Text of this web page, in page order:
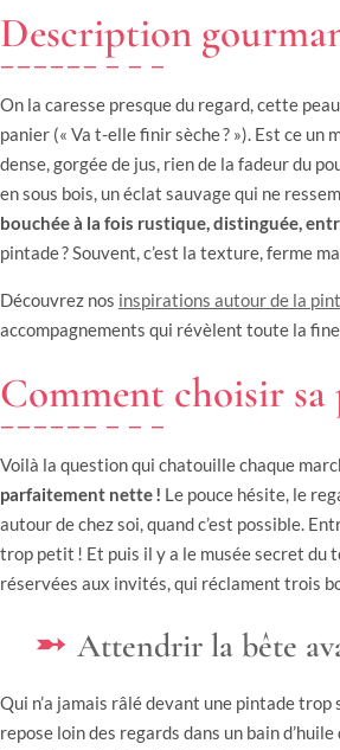
Description
On la caresse presque du regard, cette
panier (« Va t-elle finir sèche ? »). Est ce un
dense, gorgée de jus, rien de la fadeur du
en sous bois, un éclat sauvage qui ne
bouchée à la fois rustique, distinguée,
pintade ? Souvent, c’est la texture, ferme
Découvrez nos inspirations autour de la
accompagnements qui révèlent toute la
Comment choisir sa
Voilà la question qui chatouille chaque
parfaitement nette ! Le pouce hésite, le
autour de chez soi, quand c’est possible.
trop petit ! Et puis il y a le musée secret du
réservées aux invités, qui réclament trois
Attendrir la bête
Qui n’a jamais râlé devant une pintade
repose loin des regards dans un bain